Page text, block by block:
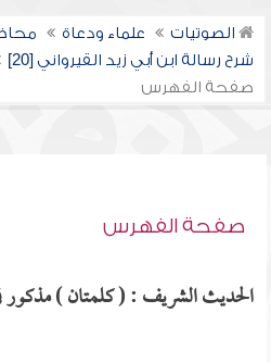
الصوتيات علماء ودعاة
شرح رسالة ابن أبي زيد القيرواني [20]
صفحة الفهرس
صفحة الفهرس
الحديث الشريف : ( كلمتان ) مذكور